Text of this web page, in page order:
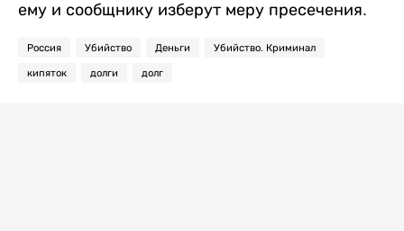
ему и сообщнику изберут меру пресечения.
Россия Убийство Деньги Убийство. Криминал
кипяток долги долг